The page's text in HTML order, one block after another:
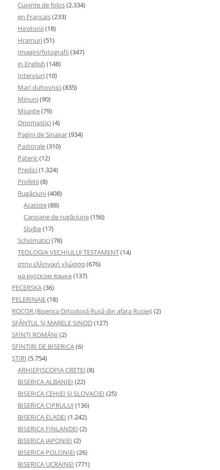
Cuvinte de folos(2.334)
en Français(233)
Hirotonii(18)
Hramuri(51)
Imagini/fotografii(347)
in English (148)
Interviuri(10)
Mari duhovnici(835)
Minuni(90)
Moaşte(79)
Onomastici(4)
Pagini de Sinaxar(934)
Pastorale(310)
Pateric(12)
Predici(1.324)
Profetii(8)
Rugăciuni(408)
Acatiste(88)
Canoane de rugăciune(156)
Slujbe(17)
Schismatici(78)
TEOLOGIA VECHIULUI TESTAMENT(14)
στην ελληνική γλώσσα(676)
на русском языке(137)
PECERSKA(36)
PELERINAJE(18)
ROCOR (Biserica Ortodoxă Rusă din afara Rusiei)(2)
SFÂNTUL ȘI MARELE SINOD(127)
SFINȚI ROMÂNI (2)
SFINTIRI DE BISERICA(6)
ŞTIRI (5.754)
ARHIEPISCOPIA CRETEI (8)
BISERICA ALBANIEI (22)
BISERICA CEHIEI ŞI SLOVACIEI (25)
BISERICA CIPRULUI (136)
BISERICA ELADEI (1.242)
BISERICA FINLANDEI (2)
BISERICA JAPONIEI (2)
BISERICA POLONIEI (26)
BISERICA UCRAINEI (771)